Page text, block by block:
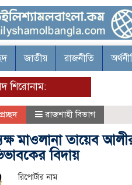
জাতীয় রাজনীতি
শিরোনাম:
প্রচ্ছদ রাজশাহী বিভাগ
মাওলানা তায়েব
বিদায়
রিপোর্টার নাম